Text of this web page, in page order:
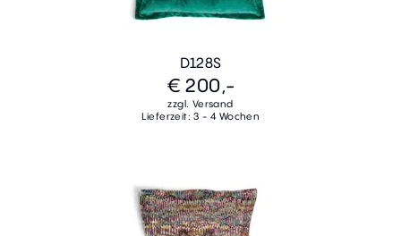
D128S
€ 200,-
zzgl. Versand
Lieferzeit: 3 - 4 Wochen